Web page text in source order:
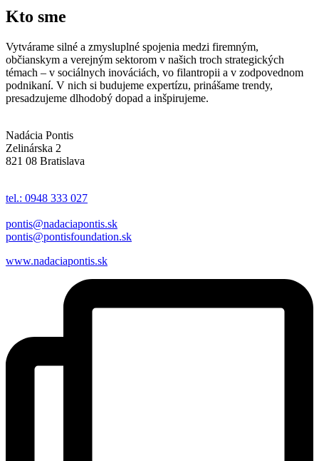
Kto sme
Vytvárame silné a zmysluplné spojenia medzi firemným,
občianskym a verejným sektorom v našich troch strategických
témach – v sociálnych inováciách, vo filantropii a v zodpovednom
podnikaní. V nich si budujeme expertízu, prinášame trendy,
presadzujeme dlhodobý dopad a inšpirujeme.
Nadácia Pontis
Zelinárska 2
821 08 Bratislava
tel.: 0948 333 027
pontis@nadaciapontis.sk
pontis@pontisfoundation.sk
www.nadaciapontis.sk